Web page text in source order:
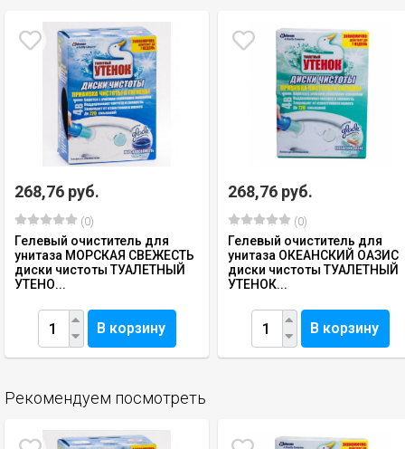
268,76 руб.
(0)
Гелевый очиститель для
унитаза МОРСКАЯ СВЕЖЕСТЬ
диски чистоты ТУАЛЕТНЫЙ
УТЕНО...
В корзину
268,76 руб.
(0)
Гелевый очиститель для
унитаза ОКЕАНСКИЙ ОАЗИС
диски чистоты ТУАЛЕТНЫЙ
УТЕНОК...
В корзину
Рекомендуем посмотреть